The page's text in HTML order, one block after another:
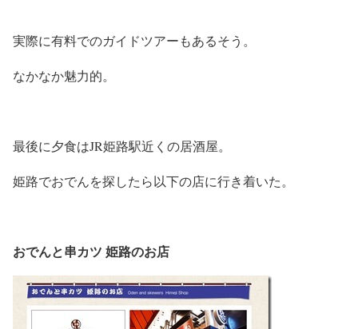
実際に有料でのガイドツアーもあるそう。
なかなか魅力的。
最後に夕食はJR姫路駅近くの居酒屋。
姫路でおでんを探したら以下の店に行き着いた。
おでんと串カツ 姫路のお店